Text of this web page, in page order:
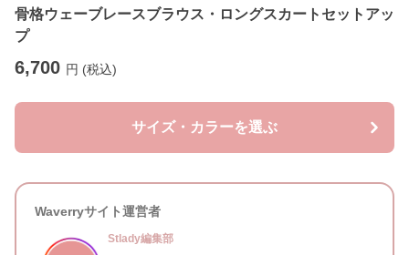
骨格ウェーブレースブラウス・ロングスカートセットアッ
プ
6,700 円 (税込)
サイズ・カラーを選ぶ
Waverryサイト運営者
Stlady編集部